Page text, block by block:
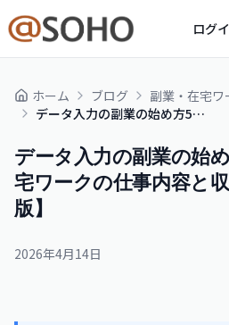
ログ
ホーム ブログ
副業・在宅ワ
データ入力の副業の始め方5ステップ｜在宅ワークの仕事内容と収入目安【2026年版】
データ入力の副業の始
宅ワークの仕事内容と
版】
2026年4月14日